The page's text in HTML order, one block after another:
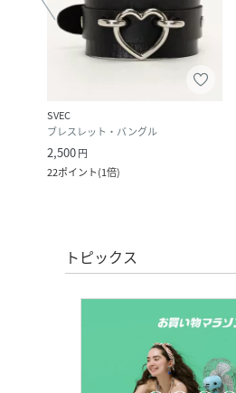
SVEC
ブレスレット・バングル
2,500円
22ポイント(1倍)
トピックス